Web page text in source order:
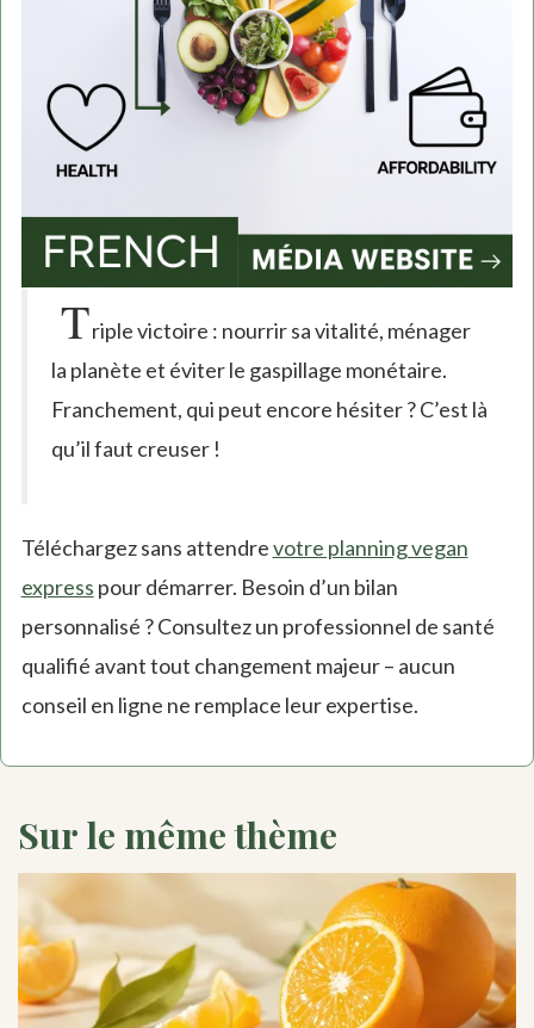
Triple victoire : nourrir sa vitalité, ménager
la planète et éviter le gaspillage monétaire.
Franchement, qui peut encore hésiter ? C’est là
qu’il faut creuser !
Téléchargez sans attendrevotre planning vegan
express pour démarrer. Besoin d’un bilan
personnalisé ? Consultez un professionnel de santé
qualifié avant tout changement majeur – aucun
conseil en ligne ne remplace leur expertise.
Sur le même thème